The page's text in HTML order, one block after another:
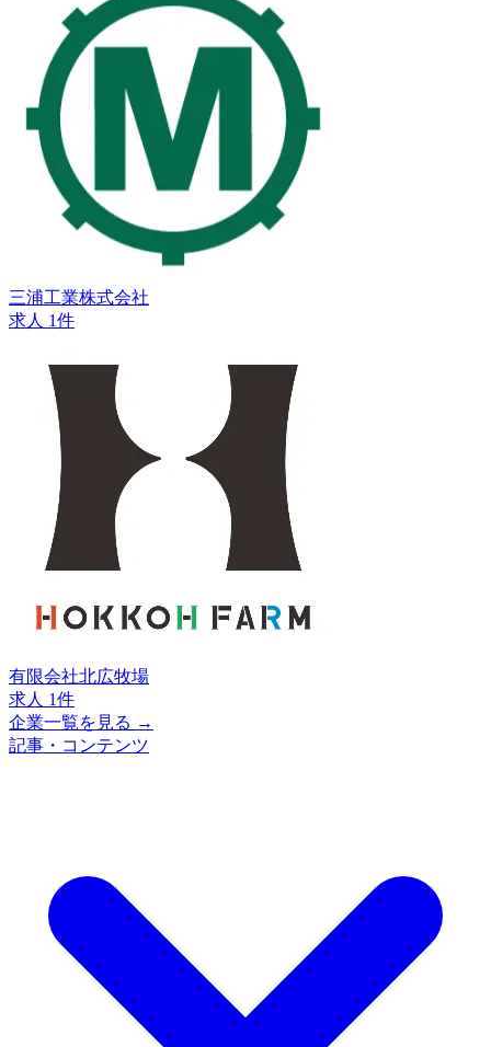
三浦工業株式会社
求人 1件
有限会社北広牧場
求人 1件
企業一覧を見る →
記事・コンテンツ